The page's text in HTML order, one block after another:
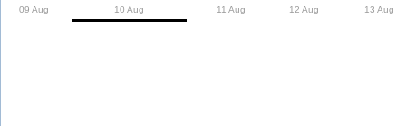
09 Aug 10 Aug 11 Aug 12 Aug 13 Aug